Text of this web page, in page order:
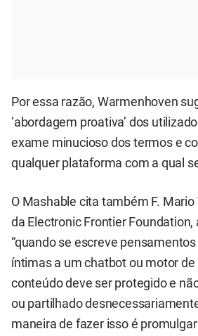
Por essa razão, Warmenhoven
‘abordagem proativa’ dos
exame minucioso dos termos e
qualquer plataforma com a qual
O Mashable cita também F.
da Electronic Frontier Foundation,
“quando se escreve
íntimas a um chatbot ou motor de
conteúdo deve ser protegido e
ou partilhado
maneira de fazer isso é